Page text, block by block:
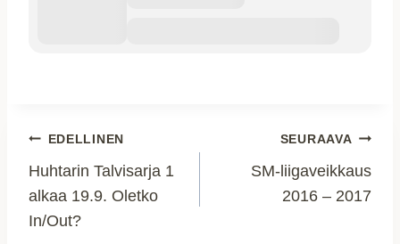
Artikkelien
selaus
EDELLINEN
Huhtarin Talvisarja 1
alkaa 19.9. Oletko
In/Out?
SEURAAVA
SM-liigaveikkaus
2016 – 2017